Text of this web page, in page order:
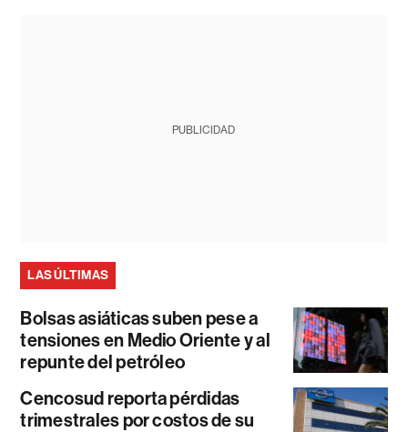
PUBLICIDAD
LAS ÚLTIMAS
Bolsas asiáticas suben pese a
tensiones en Medio Oriente y al
repunte del petróleo
Cencosud reporta pérdidas
trimestrales por costos de su